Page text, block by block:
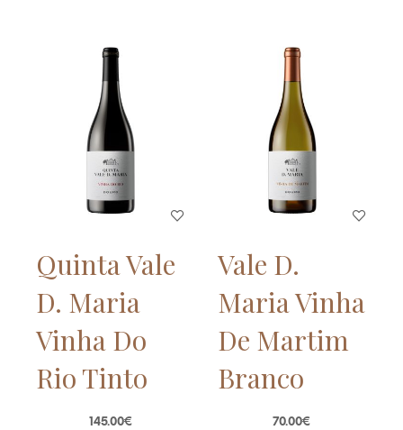
Quinta Vale
D. Maria
Vinha Do
Rio Tinto
145.00€
Vale D.
Maria Vinha
De Martim
Branco
70.00€